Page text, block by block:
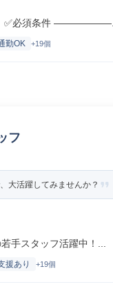
✅必須条件
勤OK +19個
フ
大活躍してみませんか？
手スタッフ活躍中！...
援あり +19個